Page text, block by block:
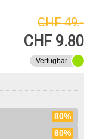
CHF 49.-
CHF 9.80
Verfügbar
80%
80%